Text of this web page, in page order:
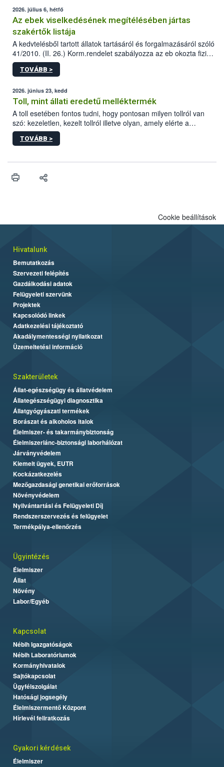
2026. július 6, hétfő
Az ebek viselkedésének megítélésében jártas
szakértők listája
A kedvtelésből tartott állatok tartásáról és forgalmazásáról szóló
41/2010. (II. 26.) Korm.rendelet szabályozza az eb okozta fizikai
sérülés, illetve ennek veszélye keletkezésekor felmerülő
hatósági feladatokat, valamint a veszélyes eb tartását és annak
vonni az ebek viselkedésének megítélésében jártas szakértőt.
TOVÁBB >
2026. június 23, kedd
Toll, mint állati eredetű melléktermék
A toll esetében fontos tudni, hogy pontosan milyen tollról van
szó: kezeletlen, kezelt tollról illetve olyan, amely elérte a
„végpontját”.
TOVÁBB >
Cookie beállítások
Hivatalunk
Bemutatkozás
Szervezeti felépítés
Gazdálkodási adatok
Felügyeleti szervünk
Projektek
Kapcsolódó linkek
Adatkezelési tájékoztató
Akadálymentességi nyilatkozat
Üzemeltetési információ
Szakterületek
Állat-egészségügy és állatvédelem
Állategészségügyi diagnosztika
Állatgyógyászati termékek
Borászat és alkoholos italok
Élelmiszer- és takarmánybiztonság
Élelmiszerlánc-biztonsági laborhálózat
Járványvédelem
Kiemelt ügyek, EUTR
Kockázatkezelés
Mezőgazdasági genetikai erőforrások
Növényvédelem
Nyilvántartási és Felügyeleti Díj
Rendszerszervezés és felügyelet
Termékpálya-ellenőrzés
Ügyintézés
Élelmiszer
Állat
Növény
Labor/Egyéb
Kapcsolat
Nébih Igazgatóságok
Nébih Laboratóriumok
Kormányhivatalok
Sajtókapcsolat
Ügyfélszolgálat
Hatósági jogsegély
Élelmiszermentő Központ
Hírlevél feliratkozás
Gyakori kérdések
Élelmiszer